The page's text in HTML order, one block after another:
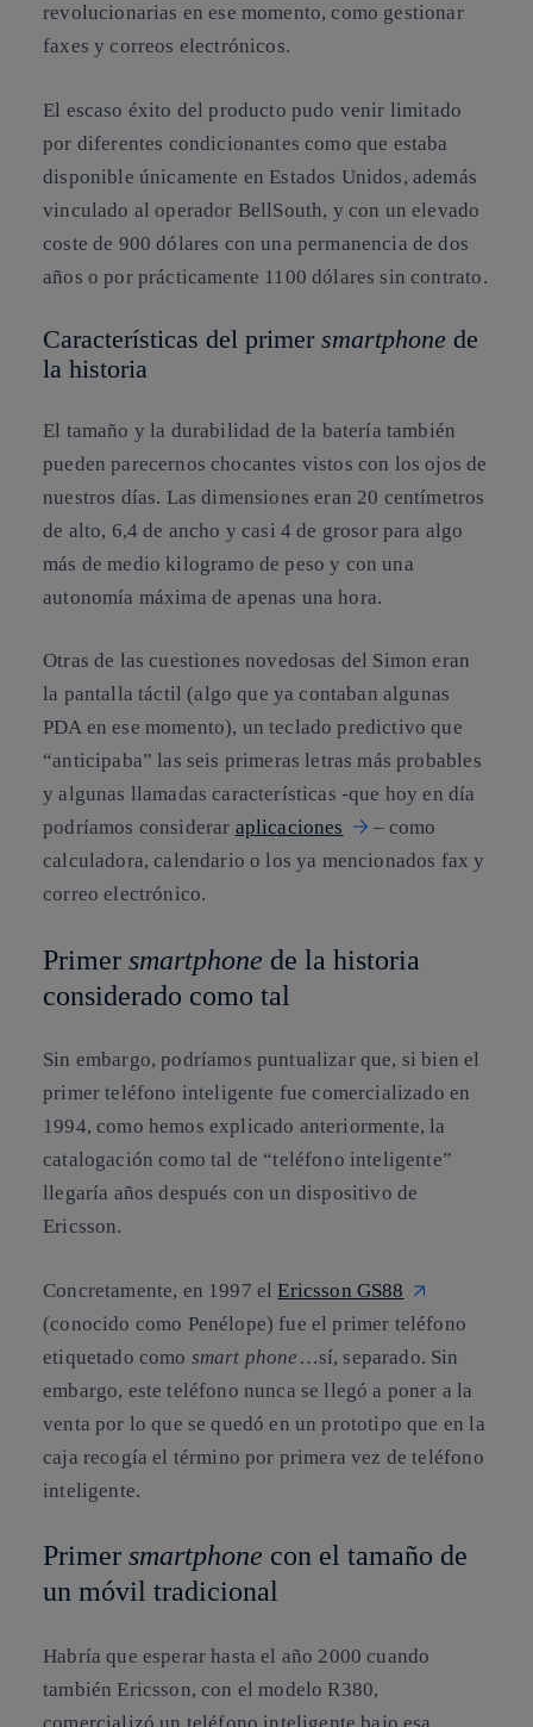
revolucionarias en ese momento, como gestionar
faxes y correos electrónicos.
El escaso éxito del producto pudo venir limitado
por diferentes condicionantes como que estaba
disponible únicamente en Estados Unidos, además
vinculado al operador BellSouth, y con un elevado
coste de 900 dólares con una permanencia de dos
años o por prácticamente 1100 dólares sin contrato.
Características del primer smartphone de
la historia
El tamaño y la durabilidad de la batería también
pueden parecernos chocantes vistos con los ojos de
nuestros días. Las dimensiones eran 20 centímetros
de alto, 6,4 de ancho y casi 4 de grosor para algo
más de medio kilogramo de peso y con una
autonomía máxima de apenas una hora.
Otras de las cuestiones novedosas del Simon eran
la pantalla táctil (algo que ya contaban algunas
PDA en ese momento), un teclado predictivo que
“anticipaba” las seis primeras letras más probables
y algunas llamadas características -que hoy en día
podríamos considerar aplicaciones
– como
calculadora, calendario o los ya mencionados fax y
correo electrónico.
Primer smartphone de la historia
considerado como tal
Sin embargo, podríamos puntualizar que, si bien el
primer teléfono inteligente fue comercializado en
1994, como hemos explicado anteriormente, la
catalogación como tal de “teléfono inteligente”
llegaría años después con un dispositivo de
Ericsson.
Concretamente, en 1997 elEricsson GS88
(conocido como Penélope) fue el primer teléfono
etiquetado como smart phone …sí, separado. Sin
embargo, este teléfono nunca se llegó a poner a la
venta por lo que se quedó en un prototipo que en la
caja recogía el término por primera vez de teléfono
inteligente.
Primer smartphone con el tamaño de
un móvil tradicional
Habría que esperar hasta el año 2000 cuando
también Ericsson, con el modelo R380,